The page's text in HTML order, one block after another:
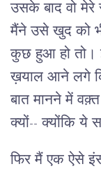
उसके बाद वो मेरे
मैंने उसे खुद को
कुछ हुआ हो तो।
ख़याल आने लगे कि
बात मानने में
क्यों-- क्योंकि ये
फिर मैं एक ऐसे